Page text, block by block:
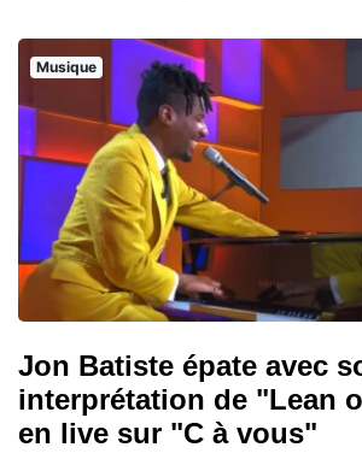
Musique
Jon Batiste épate avec
interprétation de "Lean
en live sur "C à vous"